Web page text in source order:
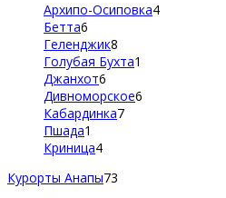
Архипо-Осиповка4
Бетта6
Геленджик8
Голубая Бухта1
Джанхот6
Дивноморское6
Кабардинка7
Пшада1
Криница4
Курорты Анапы73